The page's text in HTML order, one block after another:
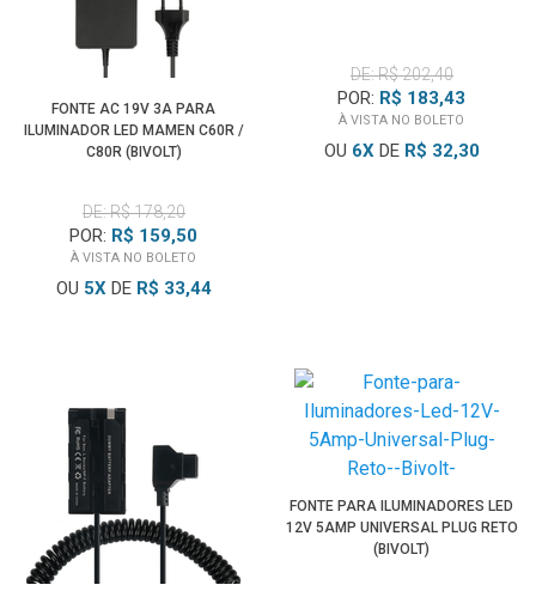
FONTE AC 19V 3A PARA
ILUMINADOR LED MAMEN C60R /
C80R (BIVOLT)
DE: R$ 178,20
POR: R$ 159,50
À VISTA NO BOLETO
OU 5XDE R$ 33,44
DE: R$ 202,40
POR: R$ 183,43
À VISTA NO BOLETO
OU 6XDE R$ 32,30
FONTE PARA ILUMINADORES LED
12V 5AMP UNIVERSAL PLUG RETO
(BIVOLT)